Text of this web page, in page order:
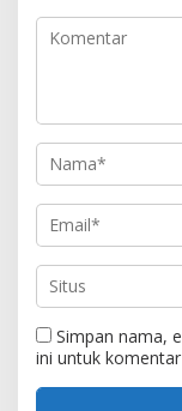
Simpan nama,
ini untuk